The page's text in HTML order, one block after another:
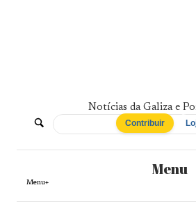
De
Norte
a
Notícias da Galiza e
Contribuir
Menu
Menu+